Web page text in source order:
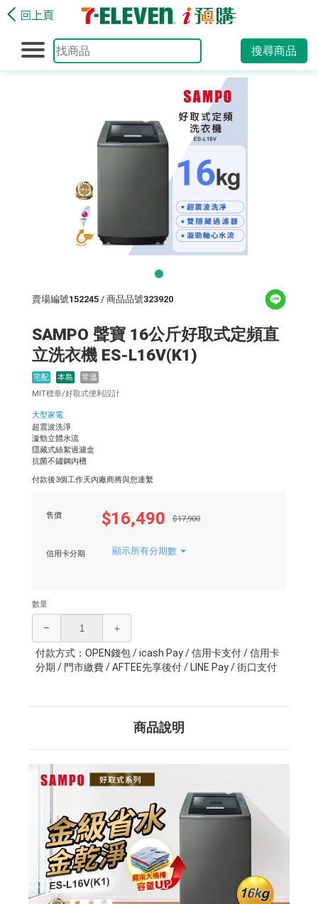
搜尋商品
賣場編號152245 / 商品品號323920
SAMPO 聲寶 16公斤好取式定頻直
立洗衣機 ES-L16V(K1)
宅配 本島 常溫
MIT標章/好取式便利設計
大型家電
超震波洗淨
漩勁立體水流
隱藏式絲絮過濾盒
抗菌不鏽鋼內槽
付款後3個工作天內廠商將與您連繫
售價 $16,490 $17,900
信用卡分期 顯示所有分期數
數量
– ＋
付款方式：OPEN錢包 / icash Pay / 信用卡支付 / 信用卡
分期 / 門市繳費 / AFTEE先享後付 / LINE Pay / 街口支付
商品說明